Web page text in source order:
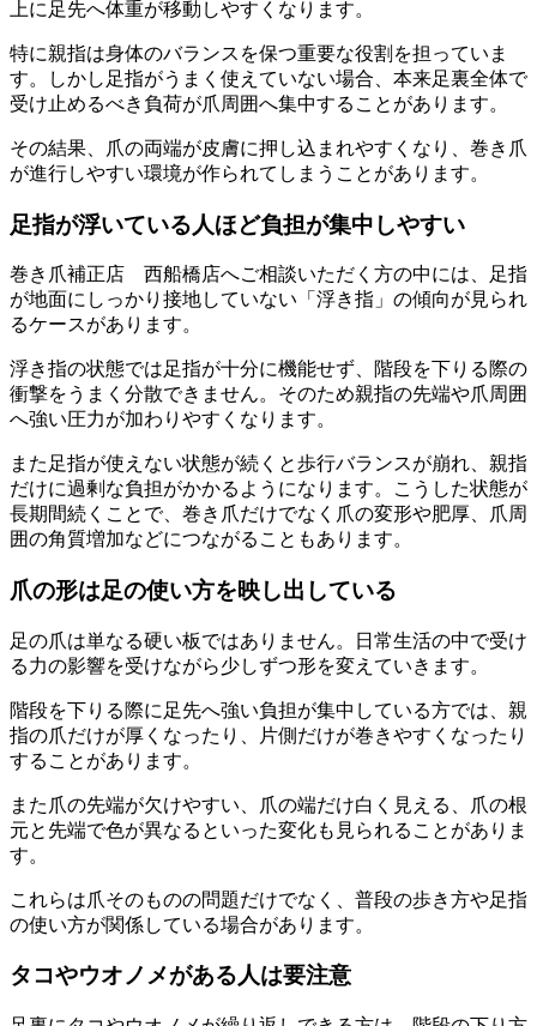
上に足先へ体重が移動しやすくなります。
特に親指は身体のバランスを保つ重要な役割を担っていま
す。しかし足指がうまく使えていない場合、本来足裏全体で
受け止めるべき負荷が爪周囲へ集中することがあります。
その結果、爪の両端が皮膚に押し込まれやすくなり、巻き爪
が進行しやすい環境が作られてしまうことがあります。
足指が浮いている人ほど負担が集中しやすい
巻き爪補正店 西船橋店へご相談いただく方の中には、足指
が地面にしっかり接地していない「浮き指」の傾向が見られ
るケースがあります。
浮き指の状態では足指が十分に機能せず、階段を下りる際の
衝撃をうまく分散できません。そのため親指の先端や爪周囲
へ強い圧力が加わりやすくなります。
また足指が使えない状態が続くと歩行バランスが崩れ、親指
だけに過剰な負担がかかるようになります。こうした状態が
長期間続くことで、巻き爪だけでなく爪の変形や肥厚、爪周
囲の角質増加などにつながることもあります。
爪の形は足の使い方を映し出している
足の爪は単なる硬い板ではありません。日常生活の中で受け
る力の影響を受けながら少しずつ形を変えていきます。
階段を下りる際に足先へ強い負担が集中している方では、親
指の爪だけが厚くなったり、片側だけが巻きやすくなったり
することがあります。
また爪の先端が欠けやすい、爪の端だけ白く見える、爪の根
元と先端で色が異なるといった変化も見られることがありま
す。
これらは爪そのものの問題だけでなく、普段の歩き方や足指
の使い方が関係している場合があります。
タコやウオノメがある人は要注意